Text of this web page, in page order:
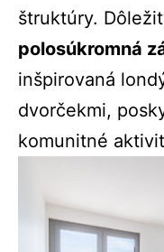
štruktúry.
polosúkromná
inšpirovaná
dvorčekmi,
komunitné